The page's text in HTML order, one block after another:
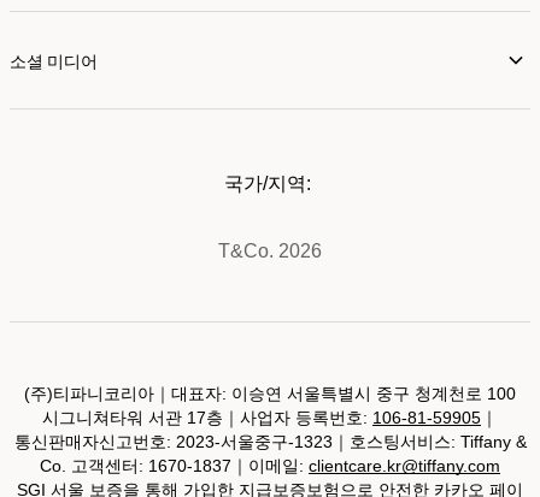
소셜 미디어
T&Co. 2026
국가/지역:
(주)티파니코리아｜대표자: 이승연 서울특별시 중구 청계천로 100
시그니쳐타워 서관 17층｜사업자 등록번호: 106-81-59905 ｜
통신판매자신고번호: 2023-서울중구-1323｜호스팅서비스: Tiffany &
Co. 고객센터: 1670-1837｜이메일: clientcare.kr@tiffany.com
SGI 서울 보증을 통해 가입한 지급보증보험으로 안전한 카카오 페이